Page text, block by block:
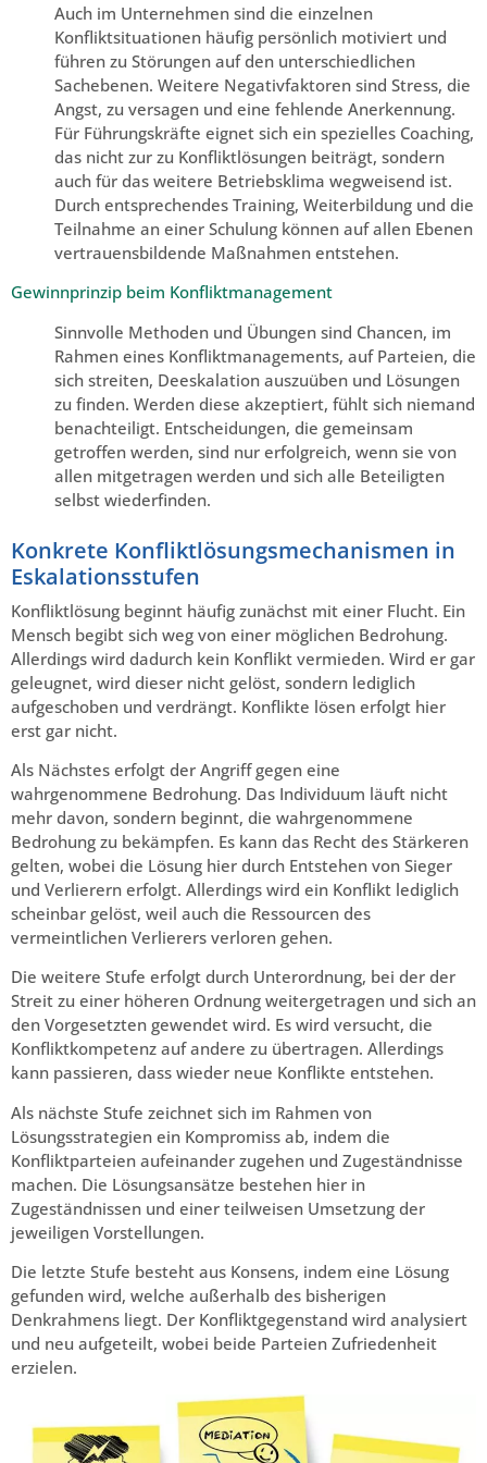
Auch im Unternehmen sind die einzelnen
Konfliktsituationen häufig persönlich motiviert und
führen zu Störungen auf den unterschiedlichen
Sachebenen. Weitere Negativfaktoren sind Stress, die
Angst, zu versagen und eine fehlende Anerkennung.
Für Führungskräfte eignet sich ein spezielles Coaching,
das nicht zur zu Konfliktlösungen beiträgt, sondern
auch für das weitere Betriebsklima wegweisend ist.
Durch entsprechendes Training, Weiterbildung und die
Teilnahme an einer Schulung können auf allen Ebenen
vertrauensbildende Maßnahmen entstehen.
Gewinnprinzip beim Konfliktmanagement
Sinnvolle Methoden und Übungen sind Chancen, im
Rahmen eines Konfliktmanagements, auf Parteien, die
sich streiten, Deeskalation auszuüben und Lösungen
zu finden. Werden diese akzeptiert, fühlt sich niemand
benachteiligt. Entscheidungen, die gemeinsam
getroffen werden, sind nur erfolgreich, wenn sie von
allen mitgetragen werden und sich alle Beteiligten
selbst wiederfinden.
Konkrete Konfliktlösungsmechanismen in
Eskalationsstufen
Konfliktlösung beginnt häufig zunächst mit einer Flucht. Ein
Mensch begibt sich weg von einer möglichen Bedrohung.
Allerdings wird dadurch kein Konflikt vermieden. Wird er gar
geleugnet, wird dieser nicht gelöst, sondern lediglich
aufgeschoben und verdrängt. Konflikte lösen erfolgt hier
erst gar nicht.
Als Nächstes erfolgt der Angriff gegen eine
wahrgenommene Bedrohung. Das Individuum läuft nicht
mehr davon, sondern beginnt, die wahrgenommene
Bedrohung zu bekämpfen. Es kann das Recht des Stärkeren
gelten, wobei die Lösung hier durch Entstehen von Sieger
und Verlierern erfolgt. Allerdings wird ein Konflikt lediglich
scheinbar gelöst, weil auch die Ressourcen des
vermeintlichen Verlierers verloren gehen.
Die weitere Stufe erfolgt durch Unterordnung, bei der der
Streit zu einer höheren Ordnung weitergetragen und sich an
den Vorgesetzten gewendet wird. Es wird versucht, die
Konfliktkompetenz auf andere zu übertragen. Allerdings
kann passieren, dass wieder neue Konflikte entstehen.
Als nächste Stufe zeichnet sich im Rahmen von
Lösungsstrategien ein Kompromiss ab, indem die
Konfliktparteien aufeinander zugehen und Zugeständnisse
machen. Die Lösungsansätze bestehen hier in
Zugeständnissen und einer teilweisen Umsetzung der
jeweiligen Vorstellungen.
Die letzte Stufe besteht aus Konsens, indem eine Lösung
gefunden wird, welche außerhalb des bisherigen
Denkrahmens liegt. Der Konfliktgegenstand wird analysiert
und neu aufgeteilt, wobei beide Parteien Zufriedenheit
erzielen.